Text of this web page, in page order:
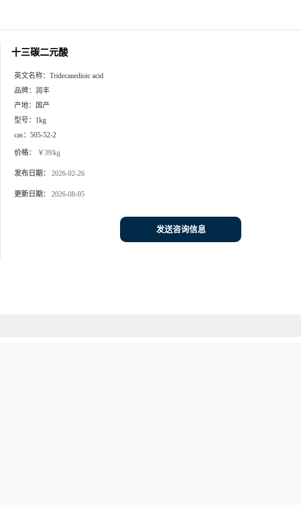
十三碳二元酸
英文名称： Tridecanedioic acid
品牌： 润丰
产地：
国产
型号： 1kg
cas： 505-52-2
价格： ￥39/kg
发布日期： 2026-02-26
更新日期： 2026-08-05
发送咨询信息